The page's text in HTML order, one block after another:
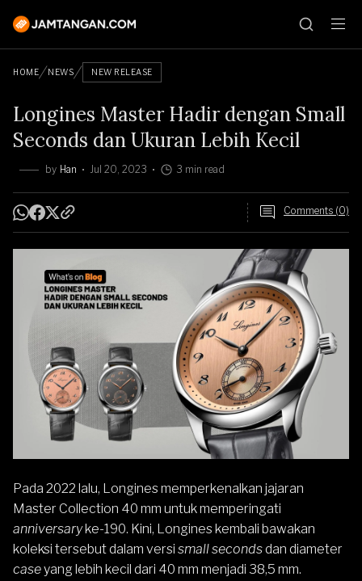
HOME NEWS NEW RELEASE
Longines Master Hadir dengan Small
Seconds dan Ukuran Lebih Kecil
by Han Jul 20, 2023 3 min read
Comments (0)
Pada 2022 lalu, Longinesmemperkenalkan jajaran
Master Collection 40 mm untuk memperingati
anniversaryke-190. Kini, Longines kembali bawakan
koleksi tersebut dalam versi small secondsdan diameter
caseyang lebih kecil dari 40 mm menjadi 38,5 mm.